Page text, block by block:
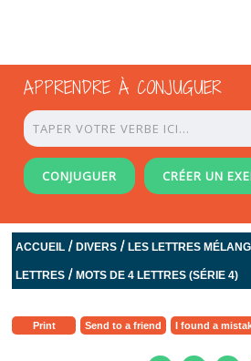
APPRENDRE À CONJUGUER
CONJUGUER CRÉER UN
ACCUEIL /DIVERS /LES LETTRES
LETTRES /MOTS DE 4 LETTRES (SÉRIE 4)
Print Send to a friend I found a